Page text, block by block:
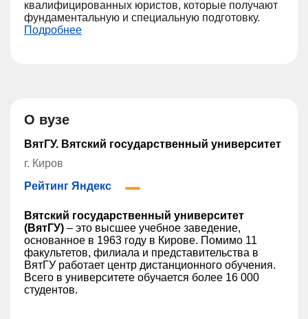
квалифицированных юристов, которые получают
фундаментальную и специальную подготовку.
Подробнее
О вузе
ВятГУ. Вятский государственный университет
г. Киров
Рейтинг Яндекс
Вятский государственный университет
(ВятГУ) – это высшее учебное заведение,
основанное в 1963 году в Кирове. Помимо 11
факультетов, филиала и представительства в
ВятГУ работает центр дистанционного обучения.
Всего в университете обучается более 16 000
студентов.